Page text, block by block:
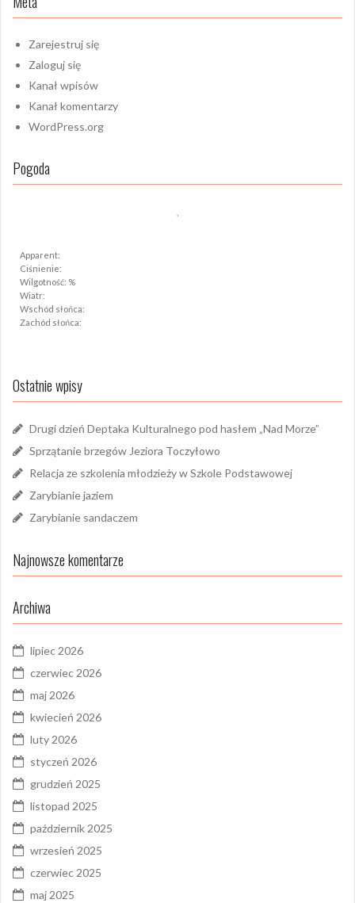
Zarejestruj się
Zaloguj się
Kanał wpisów
Kanał komentarzy
WordPress.org
Pogoda
Apparent:
Ciśnienie:
Wilgotność: %
Wiatr:
Wschód słońca:
Zachód słońca:
Ostatnie wpisy
Drugi dzień Deptaka Kulturalnego pod hasłem „Nad Morze”
Sprzątanie brzegów Jeziora Toczyłowo
Relacja ze szkolenia młodzieży w Szkole Podstawowej
Zarybianie jaziem
Zarybianie sandaczem
Najnowsze komentarze
Archiwa
lipiec 2026
czerwiec 2026
maj 2026
kwiecień 2026
luty 2026
styczeń 2026
grudzień 2025
listopad 2025
październik 2025
wrzesień 2025
czerwiec 2025
maj 2025